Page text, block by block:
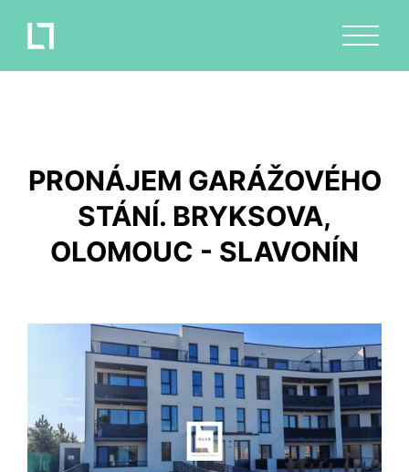
PRONÁJEM GARÁŽOVÉHO
STÁNÍ. BRYKSOVA,
OLOMOUC - SLAVONÍN